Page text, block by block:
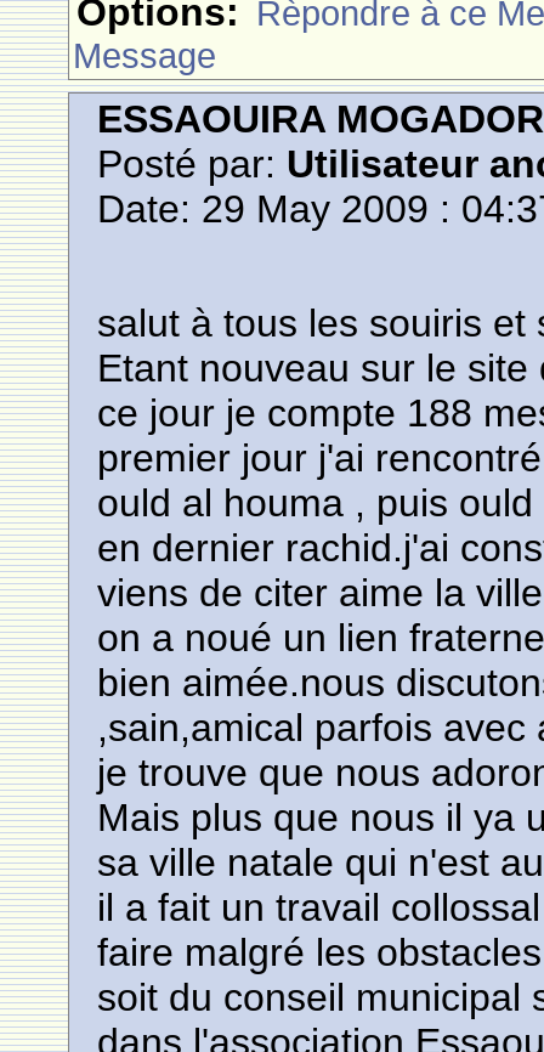
Options: Rèpondre à ce
Message
ESSAOUIRA MOGADOR
Posté par: Utilisateur
Date: 29 May 2009 :
salut à tous les souiris et
Etant nouveau sur le
ce jour je compte 188
premier jour j'ai
ould al houma , puis
en dernier rachid.j'ai
viens de citer aime la
on a noué un lien
bien aimée.nous
,sain,amical parfois
je trouve que nous
Mais plus que nous il ya
sa ville natale qui n'est
il a fait un travail
faire malgré les
soit du conseil municipal
dans l'association